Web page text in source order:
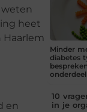
heet
Haarlem
en
Minder
diabetes
onderdeel
10
in je